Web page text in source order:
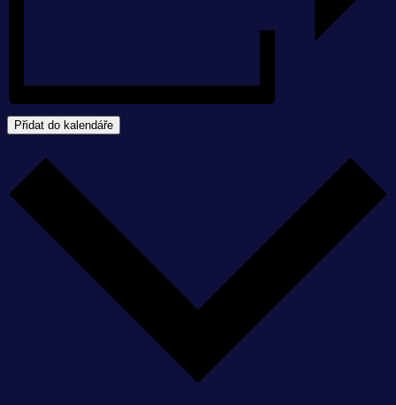
Přidat do kalendáře